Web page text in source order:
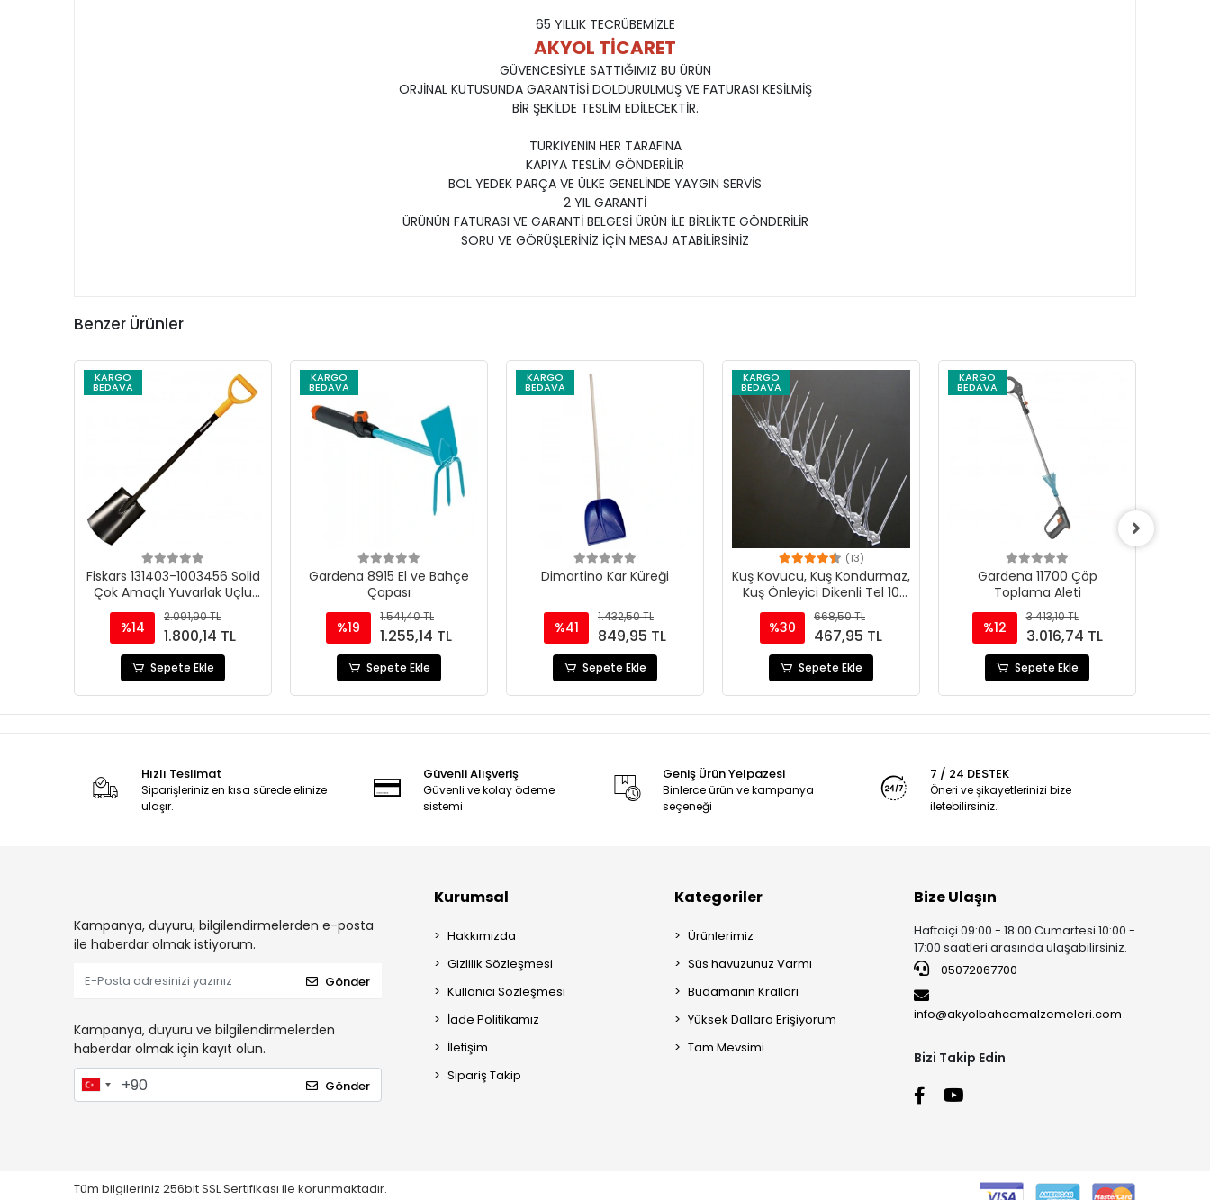
65 YILLIK TECRÜBEMİZLE
AKYOL TİCARET
GÜVENCESİYLE SATTIĞIMIZ BU ÜRÜN
ORJİNAL KUTUSUNDA GARANTİSİ DOLDURULMUŞ VE FATURASI KESİLMİŞ
BİR ŞEKİLDE TESLİM EDİLECEKTİR.
TÜRKİYENİN HER TARAFINA
KAPIYA TESLİM GÖNDERİLİR
BOL YEDEK PARÇA VE ÜLKE GENELİNDE YAYGIN SERVİS
2 YIL GARANTİ
ÜRÜNÜN FATURASI VE GARANTİ BELGESİ ÜRÜN İLE BİRLİKTE GÖNDERİLİR
SORU VE GÖRÜŞLERİNİZ İÇİN MESAJ ATABİLİRSİNİZ
Benzer Ürünler
KARGO
BEDAVA
Fiskars 131403-1003456 Solid
Çok Amaçlı Yuvarlak Uçlu
Bahçe Küreği
%14
2.091,90 TL
1.800,14 TL
Sepete Ekle
KARGO
BEDAVA
Gardena 8915 El ve Bahçe
Çapası
%19
1.541,40 TL
1.255,14 TL
Sepete Ekle
KARGO
BEDAVA
Dimartino Kar Küreği
%41
1.432,50 TL
849,95 TL
Sepete Ekle
KARGO
BEDAVA
(13)
Kuş Kovucu, Kuş Kondurmaz,
Kuş Önleyici Dikenli Tel 10
Adet
%30
668,50 TL
467,95 TL
Sepete Ekle
KARGO
BEDAVA
Gardena 11700 Çöp
Toplama Aleti
%12
3.413,10 TL
3.016,74 TL
Sepete Ekle
Hızlı Teslimat
Siparişleriniz en kısa sürede elinize
ulaşır.
Güvenli Alışveriş
Güvenli ve kolay ödeme
sistemi
Geniş Ürün Yelpazesi
Binlerce ürün ve kampanya
seçeneği
7 / 24 DESTEK
Öneri ve şikayetlerinizi bize
iletebilirsiniz.
Kampanya, duyuru, bilgilendirmelerden e-posta
ile haberdar olmak istiyorum.
Gönder
Kampanya, duyuru ve bilgilendirmelerden
haberdar olmak için kayıt olun.
Gönder
Kurumsal
Hakkımızda
Gizlilik Sözleşmesi
Kullanıcı Sözleşmesi
İade Politikamız
İletişim
Sipariş Takip
Kategoriler
Ürünlerimiz
Süs havuzunuz Varmı
Budamanın Kralları
Yüksek Dallara Erişiyorum
Tam Mevsimi
Bize Ulaşın
Haftaiçi 09:00 - 18:00 Cumartesi 10:00 -
17:00 saatleri arasında ulaşabilirsiniz.
05072067700
info@akyolbahcemalzemeleri.com
Bizi Takip Edin
Tüm bilgileriniz 256bit SSL Sertifikası ile korunmaktadır.